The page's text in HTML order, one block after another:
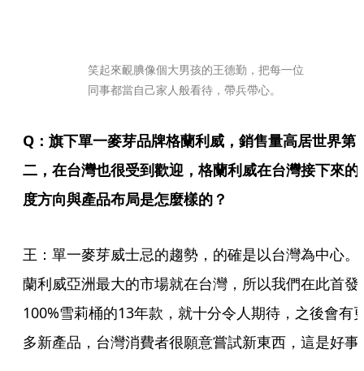
笑起來靦腆像個大男孩的王德勤，把每一位
同事都當自己家人般看待，帶兵帶心。
Q：旗下單一麥芽品牌格蘭利威，銷售量高居世界第
二，在台灣也很受到歡迎，格蘭利威在台灣接下來的
度方向與產品布局是怎麼樣的？
王：單一麥芽威士忌的趨勢，的確是以台灣為中心。
蘭利威亞洲最大的市場就在台灣，所以我們在此首發
100%雪莉桶的13年款，就十分令人期待，之後會有
多新產品，台灣消費者很願意嘗試新東西，這是好事